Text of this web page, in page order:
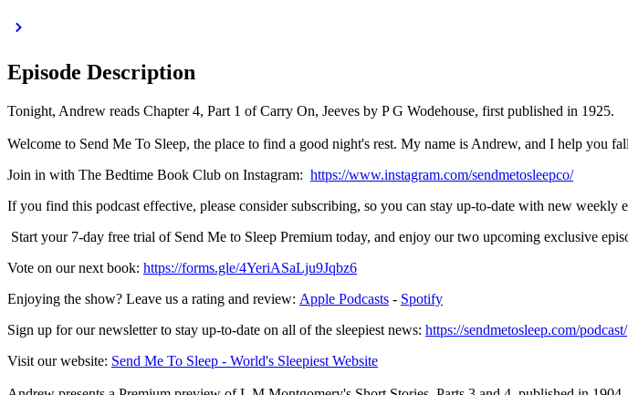
Episode Description
Tonight, Andrew reads Chapter 4, Part 1 of Carry On, Jeeves by P G Wodehouse, first published in 1925.
Welcome to Send Me To Sleep, the place to find a good night's rest. My name is Andrew, and I help you
Join in with The Bedtime Book Club on Instagram: ⁠⁠⁠⁠⁠⁠⁠⁠⁠⁠⁠⁠⁠⁠⁠⁠⁠⁠⁠⁠⁠⁠⁠⁠⁠⁠⁠⁠⁠⁠⁠⁠⁠⁠⁠⁠⁠⁠⁠⁠⁠⁠⁠⁠⁠⁠⁠⁠⁠⁠⁠⁠⁠⁠⁠⁠⁠⁠⁠⁠⁠⁠⁠⁠⁠⁠⁠⁠⁠⁠⁠⁠⁠⁠⁠⁠⁠⁠⁠⁠⁠⁠⁠⁠⁠⁠⁠⁠⁠⁠⁠⁠⁠⁠⁠⁠⁠⁠⁠⁠⁠⁠⁠⁠⁠⁠⁠⁠⁠⁠⁠⁠⁠⁠⁠⁠⁠⁠⁠⁠⁠⁠⁠⁠⁠⁠⁠⁠⁠⁠⁠⁠⁠⁠⁠⁠⁠⁠⁠⁠⁠⁠⁠⁠⁠⁠⁠⁠⁠⁠⁠⁠⁠⁠⁠⁠⁠⁠⁠⁠⁠⁠⁠⁠⁠⁠⁠https://www.instagram.com/sendmetosleepco/⁠⁠⁠⁠⁠⁠⁠⁠⁠⁠⁠⁠⁠⁠⁠⁠⁠⁠⁠⁠⁠⁠⁠⁠⁠⁠⁠⁠⁠⁠⁠⁠⁠⁠⁠⁠⁠⁠⁠⁠⁠⁠⁠⁠⁠⁠⁠⁠⁠⁠⁠⁠⁠⁠⁠⁠⁠⁠⁠⁠⁠⁠⁠⁠⁠⁠⁠⁠⁠⁠⁠⁠⁠⁠⁠⁠⁠⁠⁠⁠⁠⁠⁠⁠⁠⁠⁠⁠⁠⁠⁠⁠⁠⁠⁠⁠⁠⁠⁠⁠⁠⁠⁠⁠⁠⁠⁠⁠⁠⁠⁠⁠⁠⁠⁠⁠⁠⁠⁠⁠⁠⁠⁠⁠⁠⁠⁠⁠⁠⁠⁠⁠⁠⁠⁠⁠⁠⁠⁠⁠⁠⁠⁠⁠⁠⁠⁠⁠⁠⁠⁠⁠⁠⁠⁠⁠⁠⁠⁠⁠⁠⁠⁠⁠⁠⁠⁠
If you find this podcast effective, please consider subscribing, so you can stay up-to-date with new weekly
Start your 7-day free trial of Send Me to Sleep Premium today, and enjoy our two upcoming exclusive
Vote on our next book: ⁠⁠⁠⁠⁠⁠⁠⁠⁠⁠⁠⁠⁠⁠⁠⁠⁠⁠⁠⁠⁠⁠⁠⁠⁠⁠⁠⁠⁠⁠⁠⁠⁠⁠⁠⁠⁠⁠⁠⁠⁠⁠⁠⁠⁠⁠⁠⁠⁠⁠⁠⁠⁠⁠⁠⁠⁠⁠⁠⁠⁠⁠⁠⁠⁠⁠⁠⁠⁠⁠⁠⁠⁠⁠⁠⁠⁠⁠⁠⁠⁠⁠⁠⁠⁠⁠⁠⁠⁠⁠⁠⁠⁠⁠⁠⁠⁠⁠⁠⁠⁠⁠⁠⁠⁠⁠⁠⁠⁠⁠⁠⁠⁠⁠⁠⁠⁠⁠⁠⁠⁠⁠⁠⁠⁠⁠⁠⁠⁠⁠⁠⁠⁠⁠⁠⁠⁠⁠⁠⁠⁠⁠⁠⁠⁠⁠⁠⁠⁠⁠⁠⁠⁠⁠⁠https://forms.gle/4YeriASaLju9Jqbz6⁠⁠⁠⁠⁠⁠⁠⁠⁠⁠⁠⁠⁠⁠⁠⁠⁠⁠⁠⁠⁠⁠⁠⁠⁠⁠⁠⁠⁠⁠⁠⁠⁠⁠⁠⁠⁠⁠⁠⁠⁠⁠⁠⁠⁠⁠⁠⁠⁠⁠⁠⁠⁠⁠⁠⁠⁠⁠⁠⁠⁠⁠⁠⁠⁠⁠⁠⁠⁠⁠⁠⁠⁠⁠⁠⁠⁠⁠⁠⁠⁠⁠⁠⁠⁠⁠⁠⁠⁠⁠⁠⁠⁠⁠⁠⁠⁠⁠⁠⁠⁠⁠⁠⁠⁠⁠⁠⁠⁠⁠⁠⁠⁠⁠⁠⁠⁠⁠⁠⁠⁠⁠⁠⁠⁠⁠⁠⁠⁠⁠⁠⁠⁠⁠⁠⁠⁠⁠⁠⁠⁠⁠⁠⁠⁠⁠⁠⁠⁠⁠⁠⁠⁠⁠⁠
Enjoying the show? Leave us a rating and review: ⁠⁠⁠⁠⁠⁠⁠⁠⁠⁠⁠⁠⁠⁠⁠⁠⁠⁠⁠⁠⁠⁠⁠⁠⁠⁠⁠⁠⁠⁠⁠⁠⁠⁠⁠⁠⁠⁠⁠⁠⁠⁠⁠⁠⁠⁠⁠⁠⁠⁠⁠⁠⁠⁠⁠⁠⁠⁠⁠⁠⁠⁠⁠⁠⁠⁠⁠⁠⁠⁠⁠⁠⁠⁠⁠⁠⁠⁠⁠⁠⁠⁠⁠⁠⁠⁠⁠⁠⁠⁠⁠⁠⁠⁠⁠⁠⁠⁠⁠⁠⁠⁠⁠⁠⁠⁠⁠⁠⁠⁠⁠⁠⁠⁠⁠⁠⁠⁠⁠⁠⁠⁠⁠⁠⁠⁠⁠⁠⁠⁠⁠⁠⁠⁠⁠⁠⁠⁠⁠⁠⁠⁠⁠⁠⁠⁠⁠⁠⁠⁠⁠⁠⁠⁠⁠⁠⁠⁠⁠⁠⁠⁠⁠⁠⁠⁠⁠Apple Podcasts⁠⁠⁠⁠⁠⁠⁠⁠⁠⁠⁠⁠⁠⁠⁠⁠⁠⁠⁠⁠⁠⁠⁠⁠⁠⁠⁠⁠⁠⁠⁠⁠⁠⁠⁠⁠⁠⁠⁠⁠⁠⁠⁠⁠⁠⁠⁠⁠⁠⁠⁠⁠⁠⁠⁠⁠⁠⁠⁠⁠⁠⁠⁠⁠⁠⁠⁠⁠⁠⁠⁠⁠⁠⁠⁠⁠⁠⁠⁠⁠⁠⁠⁠⁠⁠⁠⁠⁠⁠⁠⁠⁠⁠⁠⁠⁠⁠⁠⁠⁠⁠⁠⁠⁠⁠⁠⁠⁠⁠⁠⁠⁠⁠⁠⁠⁠⁠⁠⁠⁠⁠⁠⁠⁠⁠⁠⁠⁠⁠⁠⁠⁠⁠⁠⁠⁠⁠⁠⁠⁠⁠⁠⁠⁠⁠⁠⁠⁠⁠⁠⁠⁠⁠⁠⁠⁠⁠⁠⁠⁠⁠⁠⁠⁠⁠⁠⁠ - ⁠⁠⁠⁠⁠⁠⁠⁠⁠⁠⁠⁠⁠⁠⁠⁠⁠⁠⁠⁠⁠⁠⁠⁠⁠⁠⁠⁠⁠⁠⁠⁠⁠⁠⁠⁠⁠⁠⁠⁠⁠⁠⁠⁠⁠⁠⁠⁠⁠⁠⁠⁠⁠⁠⁠⁠⁠⁠⁠⁠⁠⁠⁠⁠⁠⁠⁠⁠⁠⁠⁠⁠⁠⁠⁠⁠⁠⁠⁠⁠⁠⁠⁠⁠⁠⁠⁠⁠⁠⁠⁠⁠⁠⁠⁠⁠⁠⁠⁠⁠⁠⁠⁠⁠⁠⁠⁠⁠⁠⁠⁠⁠⁠⁠⁠⁠⁠⁠⁠⁠⁠⁠⁠⁠⁠⁠⁠⁠⁠⁠⁠⁠⁠⁠⁠⁠⁠⁠⁠⁠⁠⁠⁠⁠⁠⁠⁠⁠⁠⁠⁠⁠⁠⁠⁠⁠⁠⁠⁠⁠⁠⁠⁠⁠⁠⁠⁠Spotify⁠⁠⁠⁠⁠⁠⁠⁠⁠⁠⁠⁠⁠⁠⁠⁠⁠⁠⁠⁠⁠⁠⁠⁠⁠⁠⁠⁠⁠⁠⁠⁠⁠⁠⁠⁠⁠⁠⁠⁠⁠⁠⁠⁠⁠⁠⁠⁠⁠⁠⁠⁠⁠⁠⁠⁠⁠⁠⁠⁠⁠⁠⁠⁠⁠⁠⁠⁠⁠⁠⁠⁠⁠⁠⁠⁠⁠⁠⁠⁠⁠⁠⁠⁠⁠⁠⁠⁠⁠⁠⁠⁠⁠⁠⁠⁠⁠⁠⁠⁠⁠⁠⁠⁠⁠⁠⁠⁠⁠⁠⁠⁠⁠⁠⁠⁠⁠⁠⁠⁠⁠⁠⁠⁠⁠⁠⁠⁠⁠⁠⁠⁠⁠⁠⁠⁠⁠⁠⁠⁠⁠⁠⁠⁠⁠⁠⁠⁠⁠⁠⁠⁠⁠⁠⁠⁠⁠⁠⁠⁠⁠⁠⁠⁠⁠⁠⁠
Sign up for our newsletter to stay up-to-date on all of the sleepiest news: ⁠⁠⁠⁠⁠⁠⁠⁠⁠⁠⁠⁠⁠⁠⁠⁠⁠⁠⁠⁠⁠⁠⁠⁠⁠⁠⁠⁠⁠⁠⁠⁠⁠⁠⁠⁠⁠⁠⁠⁠⁠⁠⁠⁠⁠⁠⁠⁠⁠⁠⁠⁠⁠⁠⁠⁠⁠⁠⁠⁠⁠⁠⁠⁠⁠⁠⁠⁠⁠⁠⁠⁠⁠⁠⁠⁠⁠⁠⁠⁠⁠⁠⁠⁠⁠⁠⁠⁠⁠⁠⁠⁠⁠⁠⁠⁠⁠⁠⁠⁠⁠⁠⁠⁠⁠⁠⁠⁠⁠⁠⁠⁠⁠⁠⁠⁠⁠⁠⁠⁠⁠⁠⁠⁠⁠⁠⁠⁠⁠⁠⁠⁠⁠⁠⁠⁠⁠⁠⁠⁠⁠⁠⁠⁠⁠⁠⁠⁠⁠⁠⁠⁠⁠⁠⁠⁠⁠⁠⁠⁠⁠⁠⁠⁠⁠⁠⁠https://sendmetosleep.com/podcast/⁠⁠⁠⁠⁠⁠⁠⁠⁠⁠⁠⁠⁠⁠⁠⁠⁠⁠⁠⁠⁠⁠⁠⁠⁠⁠⁠⁠⁠⁠⁠⁠⁠⁠⁠⁠⁠⁠⁠⁠⁠⁠⁠⁠⁠⁠⁠⁠⁠⁠⁠⁠⁠⁠⁠⁠⁠⁠⁠⁠⁠⁠⁠⁠⁠⁠⁠⁠⁠⁠⁠⁠⁠⁠⁠⁠⁠⁠⁠⁠⁠⁠⁠⁠⁠⁠⁠⁠⁠⁠⁠⁠⁠⁠⁠⁠⁠⁠⁠⁠⁠⁠⁠⁠⁠⁠⁠⁠⁠⁠⁠⁠⁠⁠⁠⁠⁠⁠⁠⁠⁠⁠⁠⁠⁠⁠⁠⁠⁠⁠⁠⁠⁠⁠⁠⁠⁠⁠⁠⁠⁠⁠⁠⁠⁠⁠⁠⁠⁠⁠⁠⁠⁠⁠⁠⁠⁠⁠⁠⁠⁠⁠⁠⁠⁠⁠⁠
Visit our website: ⁠⁠⁠⁠⁠⁠⁠⁠⁠⁠⁠⁠⁠⁠⁠⁠⁠⁠⁠⁠⁠⁠⁠⁠⁠⁠⁠⁠⁠⁠⁠⁠⁠⁠⁠⁠⁠⁠⁠⁠⁠⁠⁠⁠⁠⁠⁠⁠⁠⁠⁠⁠⁠⁠⁠⁠⁠⁠⁠⁠⁠⁠⁠⁠⁠⁠⁠⁠⁠⁠⁠⁠⁠⁠⁠⁠⁠⁠⁠⁠⁠⁠⁠⁠⁠⁠⁠⁠⁠⁠⁠⁠⁠⁠⁠⁠⁠⁠⁠⁠⁠⁠⁠⁠⁠⁠⁠⁠⁠⁠⁠⁠⁠⁠⁠⁠⁠⁠⁠⁠⁠⁠⁠⁠⁠⁠⁠⁠⁠⁠⁠⁠⁠⁠⁠⁠⁠⁠⁠⁠⁠⁠⁠⁠⁠⁠⁠⁠⁠⁠⁠⁠⁠⁠⁠⁠⁠⁠⁠⁠⁠⁠⁠⁠⁠⁠⁠Send Me To Sleep - World's Sleepiest Website⁠⁠⁠⁠⁠⁠⁠⁠⁠⁠⁠⁠⁠⁠⁠⁠⁠⁠⁠⁠⁠⁠⁠⁠⁠⁠⁠⁠⁠⁠⁠⁠⁠⁠⁠⁠⁠⁠⁠⁠⁠⁠⁠⁠⁠⁠⁠⁠⁠⁠⁠⁠⁠⁠⁠⁠⁠⁠⁠⁠⁠⁠⁠⁠⁠⁠⁠⁠⁠⁠⁠⁠⁠⁠⁠⁠⁠⁠⁠⁠⁠⁠⁠⁠⁠⁠⁠⁠⁠⁠⁠⁠⁠⁠⁠⁠⁠⁠⁠⁠⁠⁠⁠⁠⁠⁠⁠⁠⁠⁠⁠⁠⁠⁠⁠⁠⁠⁠⁠⁠⁠⁠⁠⁠⁠⁠⁠⁠⁠⁠⁠⁠⁠⁠⁠⁠⁠⁠⁠⁠⁠⁠⁠⁠⁠⁠⁠⁠⁠⁠⁠⁠⁠⁠⁠⁠⁠⁠⁠⁠⁠⁠⁠⁠⁠⁠⁠